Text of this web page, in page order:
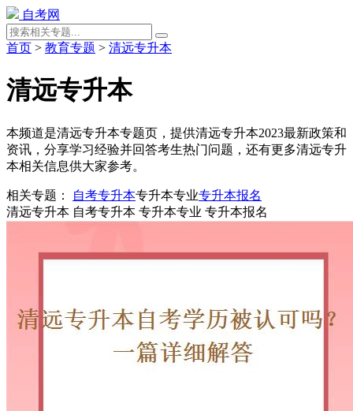
自考网
首页 > 教育专题 > 清远专升本
清远专升本
本频道是清远专升本专题页，提供清远专升本2023最新政策和
资讯，分享学习经验并回答考生热门问题，还有更多清远专升
本相关信息供大家参考。
相关专题： 自考专升本专升本专业专升本报名
清远专升本 自考专升本 专升本专业 专升本报名